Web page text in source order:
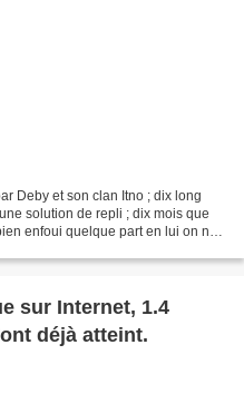
Deby et son clan Itno ; dix long
solution de repli ; dix mois que
enfoui quelque part en lui on ne
sur Internet, 1.4
déjà atteint.